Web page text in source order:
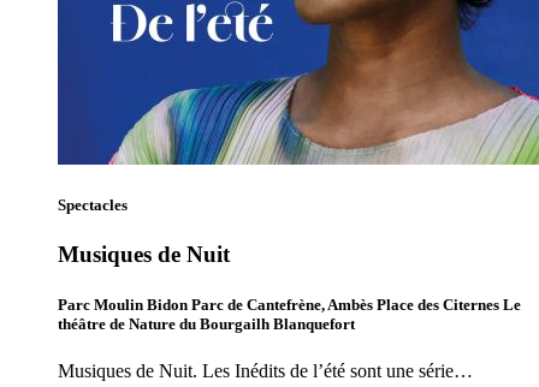
Spectacles
Musiques de Nuit
Parc Moulin Bidon Parc de Cantefrène, Ambès Place des Citernes Le
théâtre de Nature du Bourgailh Blanquefort
Musiques de Nuit. Les Inédits de l’été sont une série…